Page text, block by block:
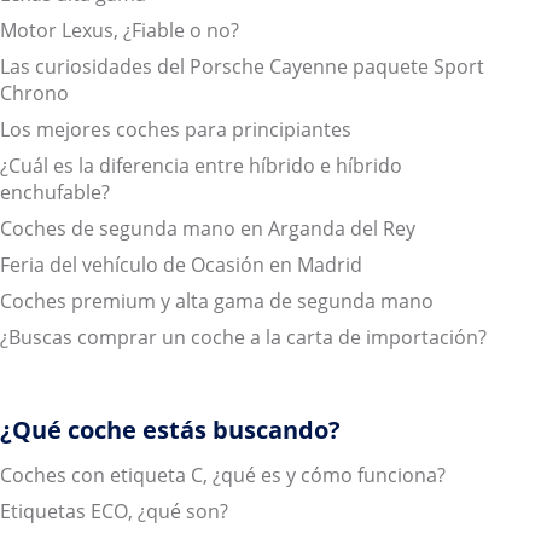
Motor Lexus, ¿Fiable o no?
Las curiosidades del Porsche Cayenne paquete Sport
Chrono
Los mejores coches para principiantes
¿Cuál es la diferencia entre híbrido e híbrido
enchufable?
Coches de segunda mano en Arganda del Rey
Feria del vehículo de Ocasión en Madrid
Coches premium y alta gama de segunda mano
¿Buscas comprar un coche a la carta de importación?
¿Qué coche estás buscando?
Coches con etiqueta C, ¿qué es y cómo funciona?
Etiquetas ECO, ¿qué son?